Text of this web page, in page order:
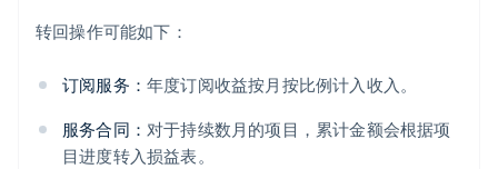
转回操作可能如下：
订阅服务： 年度订阅收益按月按比例计入收入。
服务合同： 对于持续数月的项目，累计金额会根据项
目进度转入损益表。